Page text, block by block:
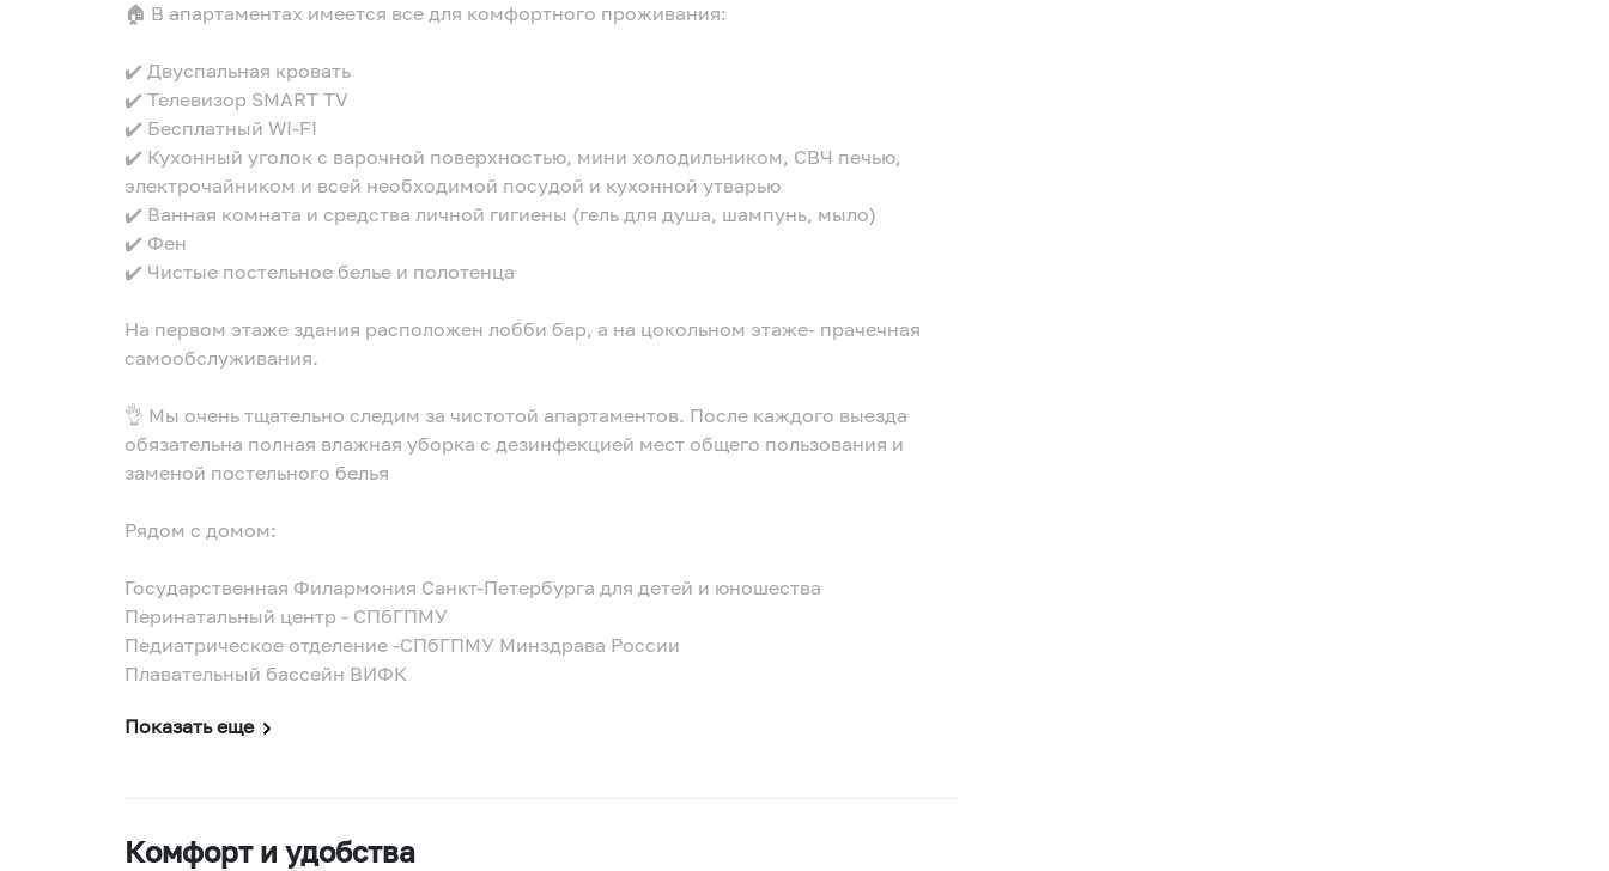
🏠 В апартаментах имеется все для комфортного проживания:
✔️ Двуспальная кровать
✔️ Телевизор SMART TV
✔️ Бесплатный WI-FI
✔️ Кухонный уголок с варочной поверхностью, мини холодильником, СВЧ печью,
электрочайником и всей необходимой посудой и кухонной утварью
✔️ Ванная комната и средства личной гигиены (гель для душа, шампунь, мыло)
✔️ Фен
✔️ Чистые постельное белье и полотенца
На первом этаже здания расположен лобби бар, а на цокольном этаже- прачечная
самообслуживания.
👌 Мы очень тщательно следим за чистотой апартаментов. После каждого выезда
обязательна полная влажная уборка с дезинфекцией мест общего пользования и
заменой постельного белья
Рядом с домом:
Государственная Филармония Санкт-Петербурга для детей и юношества
Перинатальный центр - СПбГПМУ
Педиатрическое отделение -СПбГПМУ Минздрава России
Плавательный бассейн ВИФК
Показать еще
Комфорт и удобства